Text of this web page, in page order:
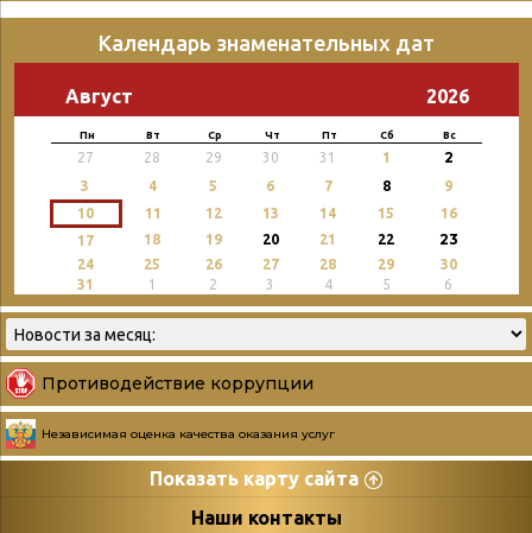
Календарь знаменательных дат
Август 2026
Пн Вт Ср Чт Пт Сб Вс
27 28 29 30 31 1 2
3 4 5 6 7 8
9
10
11 12 13 14 15
16
17
18 19 20 21 22 23
24 25 26 27 28 29
30
31
1 2 3 4 5 6
Противодействие коррупции
Независимая оценка качества оказания услуг
Показать карту сайта
СтраницыНаши контакты